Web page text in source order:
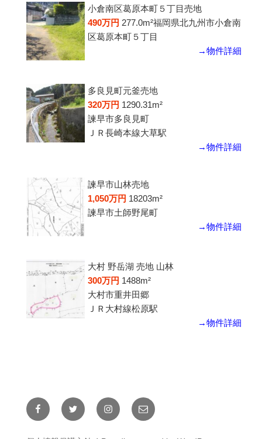
小倉南区葛原本町５丁目売地
490万円 277.0m²福岡県北九州市小倉南
区葛原本町５丁目
→物件詳細
多良見町元釜売地
320万円 1290.31m²
諫早市多良見町
ＪＲ長崎本線大草駅
→物件詳細
諫早市山林売地
1,050万円 18203m²
諫早市土師野尾町
→物件詳細
大村 野岳湖 売地 山林
300万円 1488m²
大村市重井田郷
ＪＲ大村線松原駅
→物件詳細